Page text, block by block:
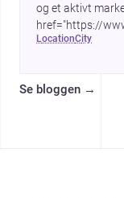
og et aktivt
href="https://
denmark-region/
dig, der
location city
Se bloggen →